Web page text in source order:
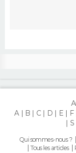
A
B C D E F
S
Qui sommes-nous ?
Tous les articles